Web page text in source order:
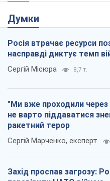
Думки
Росія втрачає ресурси
насправді диктує темп
Сергій Місюра 8,7 т.
"Ми вже проходили через
не варто піддаватися
ракетний терор
Сергій Марченко, експерт
Захід проспав загрозу: